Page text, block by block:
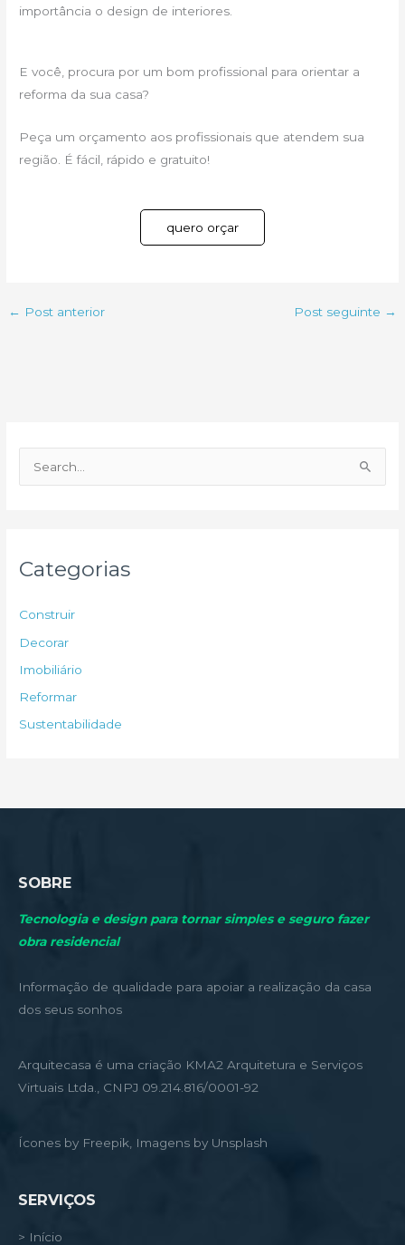
importância o design de interiores.
E você, procura por um bom profissional para orientar a
reforma da sua casa?
Peça um orçamento aos profissionais que atendem sua
região. É fácil, rápido e gratuito!
quero orçar
← Post anterior Post seguinte →
e
p
o
r
Categorias
Construir
Decorar
Imobiliário
Reformar
Sustentabilidade
SOBRE
Tecnologia e design para tornar simples e seguro fazer
obra residencial
Informação de qualidade para apoiar a realização da casa
dos seus sonhos
Arquitecasa é uma criação KMA2 Arquitetura e Serviços
Virtuais Ltda., CNPJ 09.214.816/0001-92
Ícones by Freepik, Imagens by Unsplash
SERVIÇOS
> Início